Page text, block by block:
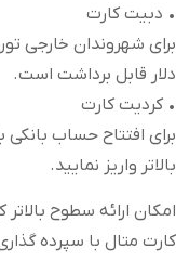
• دبیت کارت
دلار قابل برداشت است.
• کردیت کارت
بالاتر واریز نمایید.
امکان ارائه سطوح
کارت متال با سپرده